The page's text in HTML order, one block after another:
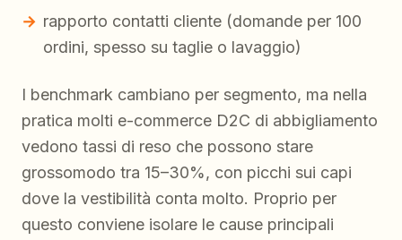
rapporto contatti cliente (domande per 100
ordini, spesso su taglie o lavaggio)
I benchmark cambiano per segmento, ma nella
pratica molti e-commerce D2C di abbigliamento
vedono tassi di reso che possono stare
grossomodo tra 15–30%, con picchi sui capi
dove la vestibilità conta molto. Proprio per
questo conviene isolare le cause principali